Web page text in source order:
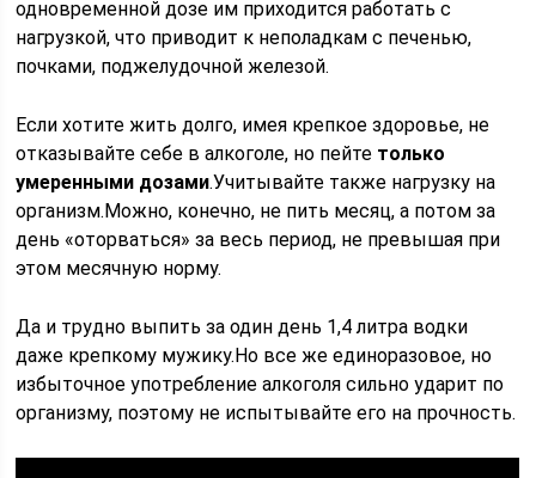
одновременной дозе им приходится работать с
нагрузкой, что приводит к неполадкам с печенью,
почками, поджелудочной железой.
Если хотите жить долго, имея крепкое здоровье, не
отказывайте себе в алкоголе, но пейте только
умеренными дозами.Учитывайте также нагрузку на
организм.Можно, конечно, не пить месяц, а потом за
день «оторваться» за весь период, не превышая при
этом месячную норму.
Да и трудно выпить за один день 1,4 литра водки
даже крепкому мужику.Но все же единоразовое, но
избыточное употребление алкоголя сильно ударит по
организму, поэтому не испытывайте его на прочность.